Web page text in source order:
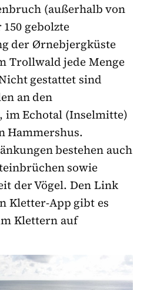
(außerhalb von
gebolzte
der Ørnebjergküste
Trollwald jede Menge
gestattet sind
an den
Echotal (Inselmitte)
Hammershus.
bestehen auch
sowie
der Vögel. Den Link
Kletter-App gibt es
Klettern auf